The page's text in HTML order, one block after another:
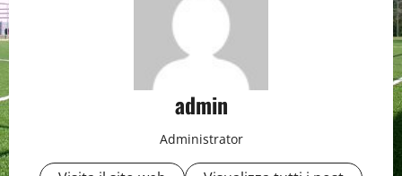
admin
Administrator